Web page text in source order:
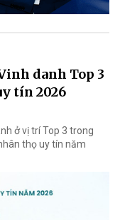
danh Top 3
tín 2026
ở vị trí Top 3 trong
thọ uy tín năm